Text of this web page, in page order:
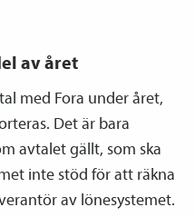
av året
med Fora under året,
Det är bara
avtalet gällt, som ska
inte stöd för att räkna
av lönesystemet.